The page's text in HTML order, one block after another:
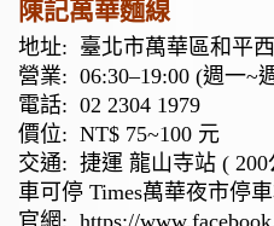
陳記萬華麵線
地址: 臺北市萬華區和平
營業: 06:30–19:00 (週一~
電話: 02 2304 1979
價位: NT$ 75~100 元
交通: 捷運 龍山寺站 (
車可停 Times萬華夜市停
官網: https://